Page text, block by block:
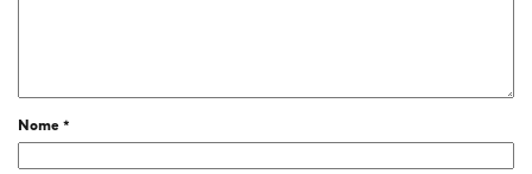
Nome*